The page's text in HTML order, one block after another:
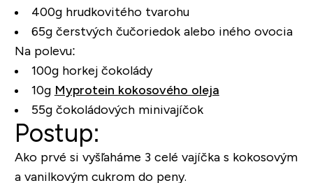
400g hrudkovitého tvarohu
65g čerstvých čučoriedok alebo iného ovocia
Na polevu:
100g horkej čokolády
10g Myprotein kokosového oleja
55g čokoládových minivajíčok
Postup:
Ako prvé si vyšľaháme 3 celé vajíčka s kokosovým
a vanilkovým cukrom do peny.